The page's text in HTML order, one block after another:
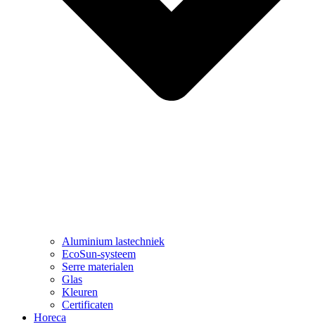
Aluminium lastechniek
EcoSun-systeem
Serre materialen
Glas
Kleuren
Certificaten
Horeca